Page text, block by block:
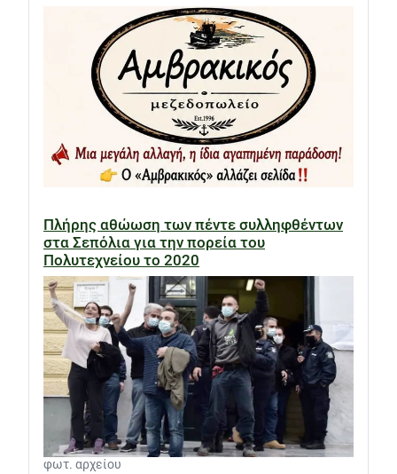
Πλήρης αθώωση των πέντε συλληφθέντων
στα Σεπόλια για την πορεία του
Πολυτεχνείου το 2020
φωτ. αρχείου